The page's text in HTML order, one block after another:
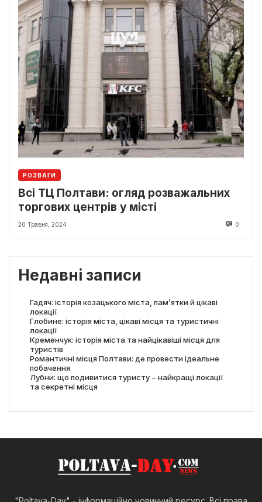
РОЗВАГИ
Всі ТЦ Полтави: огляд розважальних
торгових центрів у місті
20 Травня, 2024 0
Недавні записи
Гадяч: історія козацького міста, пам’ятки й цікаві
локації
Глобине: історія міста, цікаві місця та туристичні
локації
Кременчук: історія міста та найцікавіші місця для
туристів
Романтичні місця Полтави: де провести ідеальне
побачення
Лубни: що подивитися туристу − найкращі локації
та секретні місця